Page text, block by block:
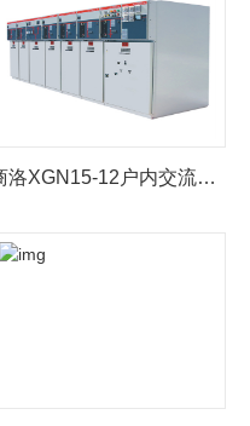
商洛XGN15-12户内交流高压气体绝缘金属封闭开关设备